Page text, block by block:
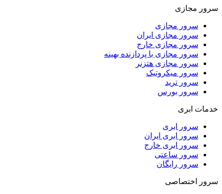
سرور مجازی
سرور مجازی
سرور مجازی ایران
سرور مجازی خارج
سرور مجازی با پردازنده بهینه
سرور مجازی هتزنر
سرور میکروتیک
سرور ترید
سرور بورس
خدمات ابری
سرور ابری
سرور ابری ایران
سرور ابری خارج
سرور ساعتی
سرور رایگان
سرور اختصاصی